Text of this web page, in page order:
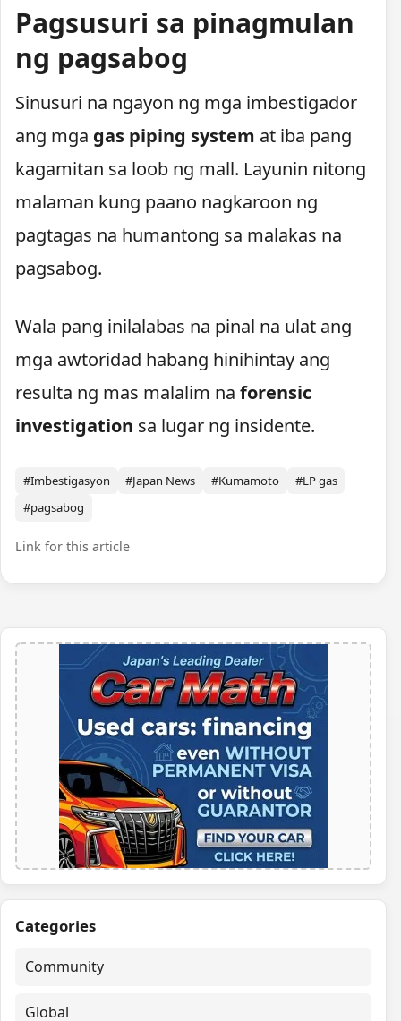
Pagsusuri sa pinagmulan
ng pagsabog
Sinusuri na ngayon ng mga imbestigador
ang mga gas piping system at iba pang
kagamitan sa loob ng mall. Layunin nitong
malaman kung paano nagkaroon ng
pagtagas na humantong sa malakas na
pagsabog.
Wala pang inilalabas na pinal na ulat ang
mga awtoridad habang hinihintay ang
resulta ng mas malalim na forensic
investigation sa lugar ng insidente.
#Imbestigasyon #Japan News #Kumamoto
#LP gas
#pagsabog
Link for this article
Categories
Community
Global